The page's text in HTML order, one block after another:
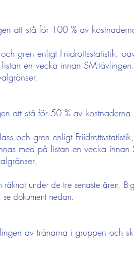
att stå för 100 % av
gren enligt Friidrottsstatistik,
en vecka innan SM-tävlingen.
att stå för 50 % av
och gren enligt
med på listan en vecka innan
under de tre senaste åren. B-
dokument nedan.
av tränarna i gruppen och